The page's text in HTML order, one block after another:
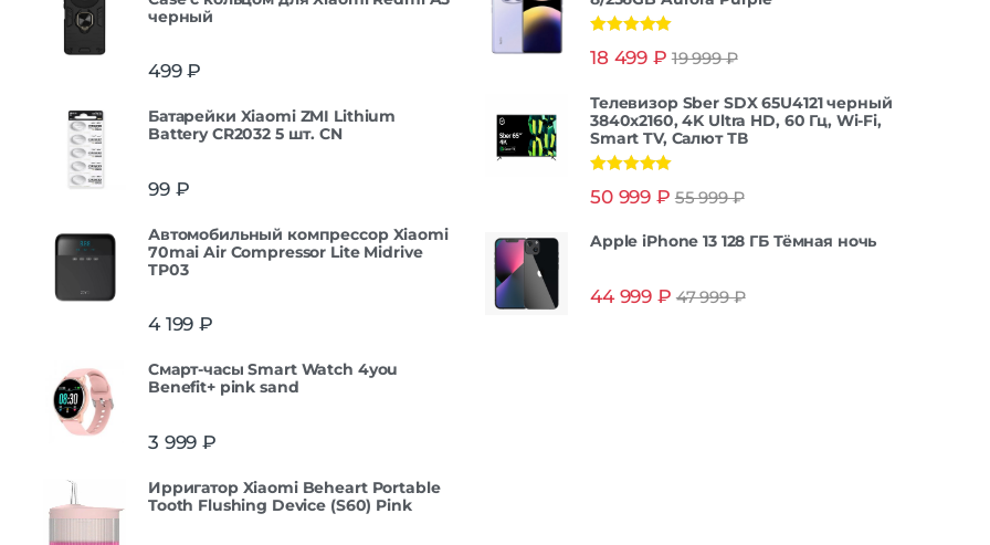
черный
499₽
Батарейки Xiaomi ZMI Lithium
Battery CR2032 5 шт. CN
99₽
Автомобильный компрессор Xiaomi
70mai Air Compressor Lite Midrive
TP03
4 199 ₽
Смарт-часы Smart Watch 4you
Benefit+ pink sand
3 999 ₽
Ирригатор Xiaomi Beheart Portable
Tooth Flushing Device (S60) Pink
из 5
18 499 ₽ 19 999₽
Телевизор Sber SDX 65U4121 черный
3840x2160, 4K Ultra HD, 60 Гц, Wi-Fi,
Smart TV, Салют ТВ
из 5
50 999 ₽ 55 999₽
Apple iPhone 13 128 ГБ Тёмная ночь
44 999 ₽ 47 999₽